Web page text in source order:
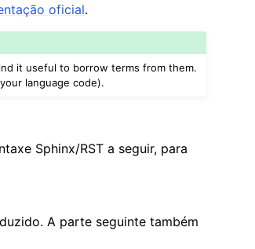
oficial.
it useful to borrow terms from them.
language code).
Sphinx/RST a seguir, para
A parte seguinte também